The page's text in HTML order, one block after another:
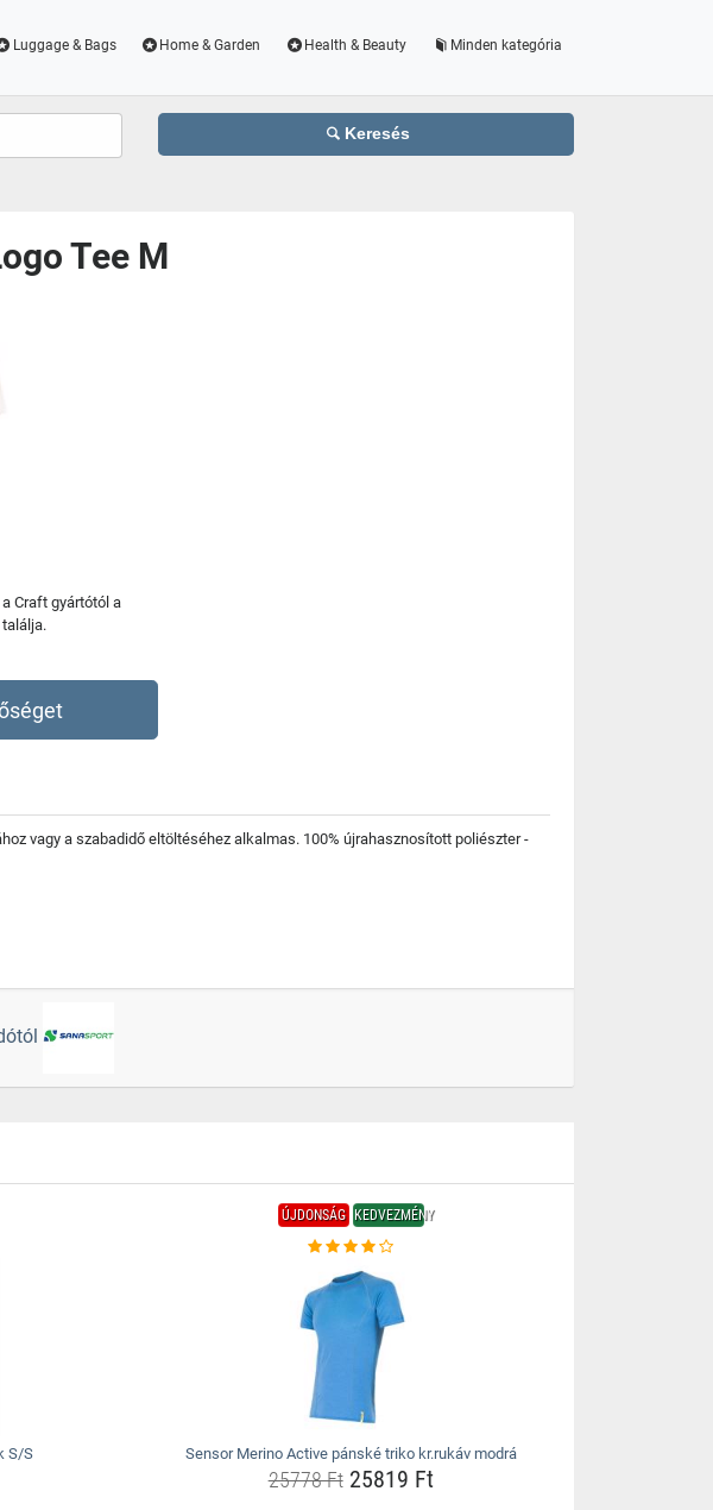
Luggage & Bags Home & Garden Health & Beauty Minden kategória
Keresés
Tee M
Craft gyártótól a
találja.
vagy a szabadidő eltöltéséhez alkalmas. 100% újrahasznosított poliészter -
S/S
ÚJDONSÁG KEDVEZMÉNY
Sensor Merino Active pánské triko kr.rukáv modrá
25778 Ft25819 Ft